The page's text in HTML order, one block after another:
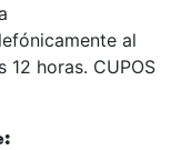
al
horas. CUPOS